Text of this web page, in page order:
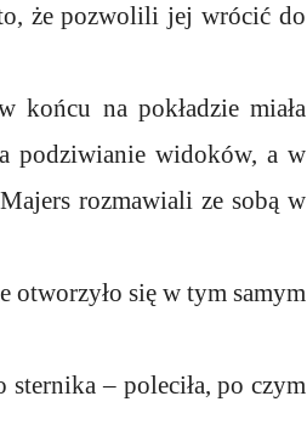
to, że pozwolili jej wrócić do
końcu na pokładzie miała
podziwianie widoków, a w
rozmawiali ze sobą w
otworzyło się w tym samym
sternika – poleciła, po czym